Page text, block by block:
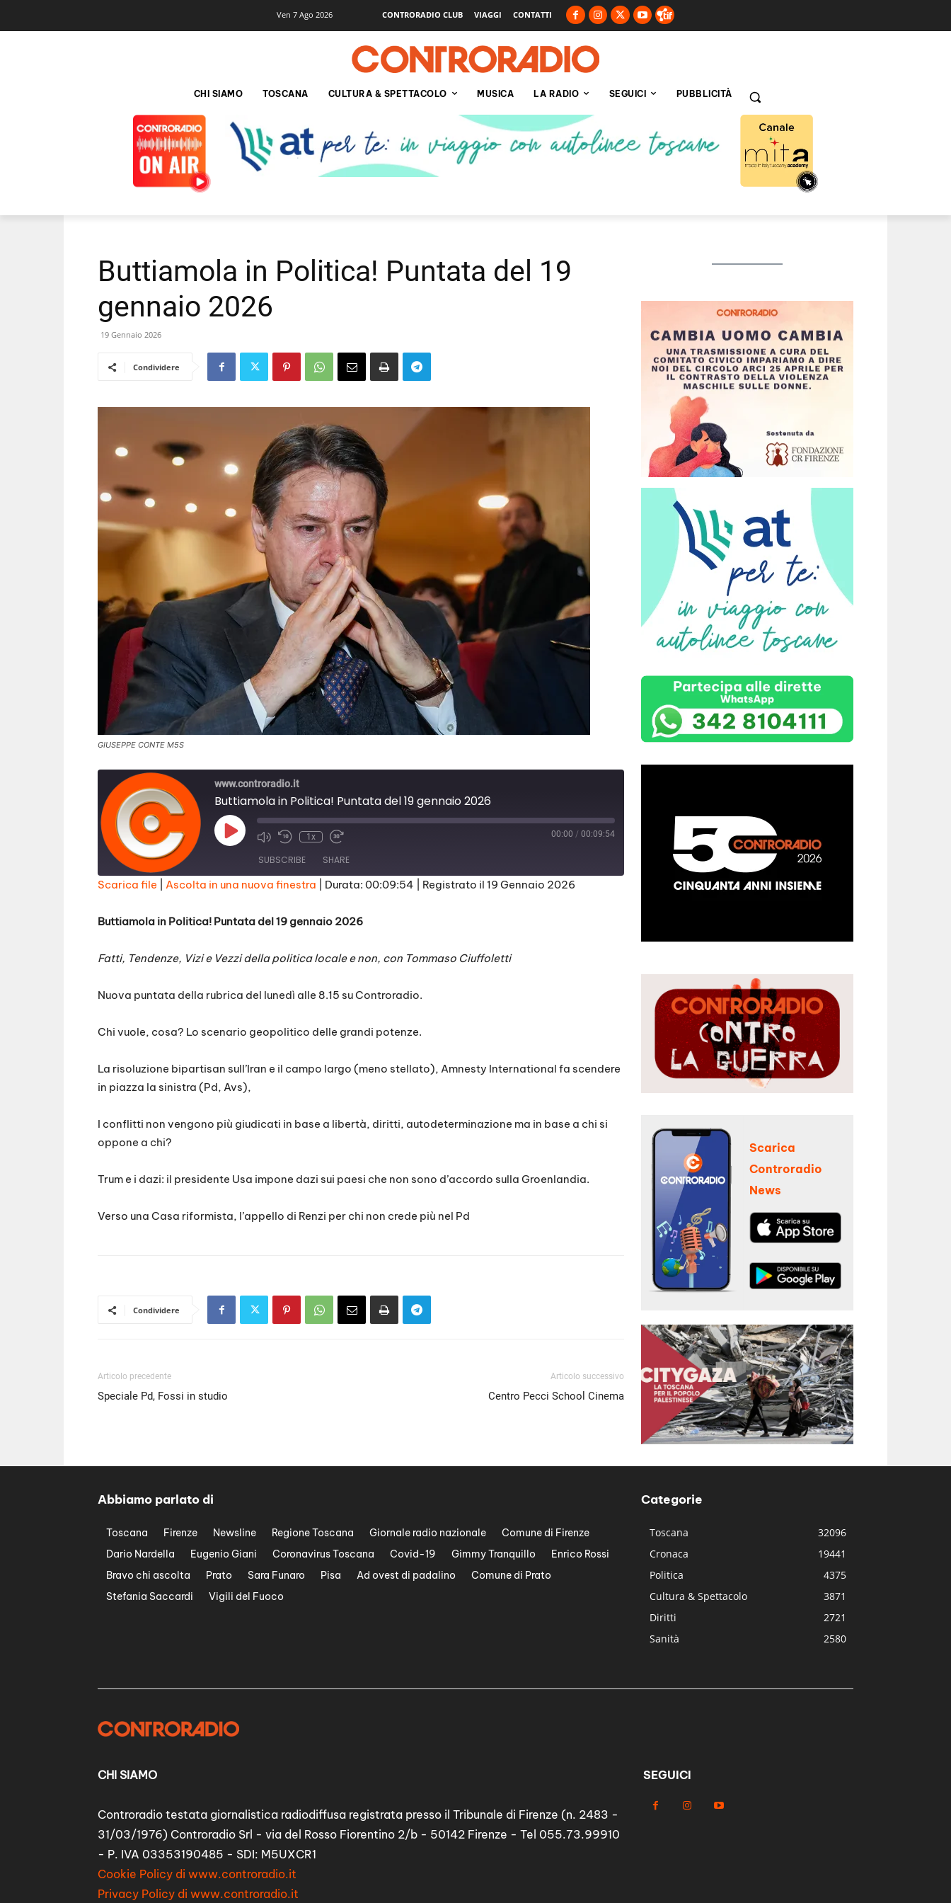
Ven 7 Ago 2026 CONTRORADIO CLUB VIAGGI CONTATTI
CHI SIAMO TOSCANA CULTURA & SPETTACOLO MUSICA LA RADIO SEGUICI PUBBLICITÀ
Buttiamola in Politica! Puntata del 19
gennaio 2026
19 Gennaio 2026
Condividere
GIUSEPPE CONTE M5S
www.controradio.it
Buttiamola in Politica! Puntata del 19 gennaio 2026
Play
Episode
1x 00:00 / 00:09:54
SUBSCRIBE SHARE
RSS FEED
EMBED
Scarica file Ascolta in una nuova finestra Durata: 00:09:54 Registrato il 19 Gennaio 2026
Buttiamola in Politica! Puntata del 19 gennaio 2026
Fatti, Tendenze, Vizi e Vezzi della politica locale e non, con Tommaso Ciuffoletti
Nuova puntata della rubrica del lunedì alle 8.15 su Controradio.
Chi vuole, cosa? Lo scenario geopolitico delle grandi potenze.
La risoluzione bipartisan sull’Iran e il campo largo (meno stellato), Amnesty International fa scendere
in piazza la sinistra (Pd, Avs),
I conflitti non vengono più giudicati in base a libertà, diritti, autodeterminazione ma in base a chi si
oppone a chi?
Trum e i dazi: il presidente Usa impone dazi sui paesi che non sono d’accordo sulla Groenlandia.
Verso una Casa riformista, l’appello di Renzi per chi non crede più nel Pd
Condividere
Articolo precedente
Speciale Pd, Fossi in studio
Articolo successivo
Centro Pecci School Cinema
Scarica
Controradio
News
Abbiamo parlato di
Toscana Firenze Newsline Regione Toscana Giornale radio nazionale
Comune di Firenze
Dario Nardella
Eugenio Giani Coronavirus Toscana Covid-19 Gimmy Tranquillo
Enrico Rossi
Bravo chi ascolta
Prato Sara Funaro Pisa Ad ovest di padalino
Comune di Prato
Stefania Saccardi
Vigili del Fuoco
Categorie
Toscana
32096
Cronaca
19441
Politica
4375
Cultura & Spettacolo
3871
Diritti
2721
Sanità
2580
CHI SIAMO
Controradio testata giornalistica radiodiffusa registrata presso il Tribunale di Firenze (n. 2483 -
31/03/1976) Controradio Srl - via del Rosso Fiorentino 2/b - 50142 Firenze - Tel 055.73.99910
- P. IVA 03353190485 - SDI: M5UXCR1
Cookie Policy di www.controradio.it
Privacy Policy di www.controradio.it
SEGUICI